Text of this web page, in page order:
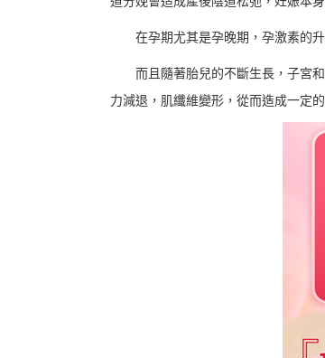
在孕期尤其是孕晚期，孕激素的
而且隨著胎兒的不斷生長，子宮和
力減退，肌纖維變形，從而造成一定的